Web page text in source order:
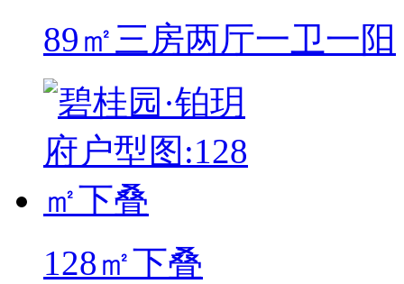
89㎡三房两厅一卫一阳
128㎡下叠